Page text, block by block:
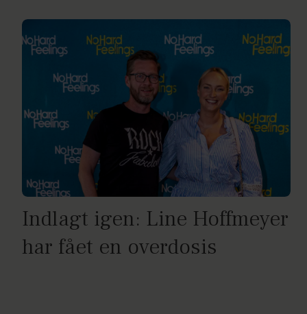
Indlagt igen: Line Hoffmeyer
har fået en overdosis